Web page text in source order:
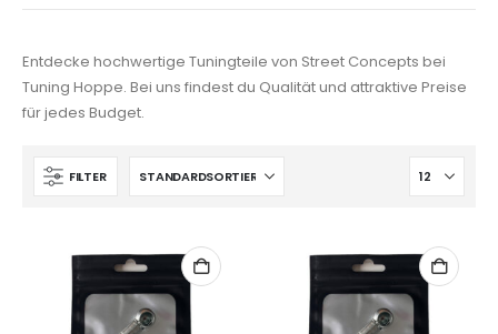
Entdecke hochwertige Tuningteile von Street Concepts bei
Tuning Hoppe. Bei uns findest du Qualität und attraktive Preise
für jedes Budget.
FILTER